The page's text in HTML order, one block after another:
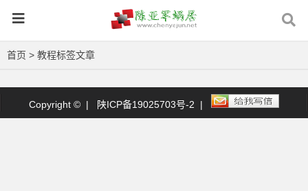
首页 > 教程标签文章
Copyright © | 陕ICP备19025703号-2 |